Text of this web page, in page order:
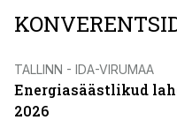
TALLINN - IDA-VIRUMAA
Energiasäästlikud
2026